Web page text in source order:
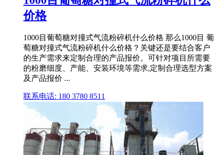
价格
1000目葡萄糖对撞式气流粉碎机什么价格 那么1000目 葡
萄糖对撞式气流粉碎机什么价格？关键还是要结合客户
的生产需求来定制合理的产品报价。可针对项目所需要
的粉磨细度、产能、安装环境等需求,定制合理选型方案
及产品报价 ...
联系电话: 180 3780 8511